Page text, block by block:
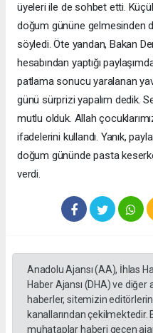
üyeleri ile de sohbet etti.
doğum gününe gelmesinden
söyledi. Öte yandan, Bakan
hesabından yaptığı
patlama sonucu yaralanan
günü sürprizi yapalım dedik.
mutlu olduk. Allah
ifadelerini kullandı. Yanık,
doğum gününde pasta
verdi.
Anadolu Ajansı (AA), İhlas
Haber Ajansı (DHA) ve
haberler, sitemizin
kanallarından
muhataplar haberi geçen